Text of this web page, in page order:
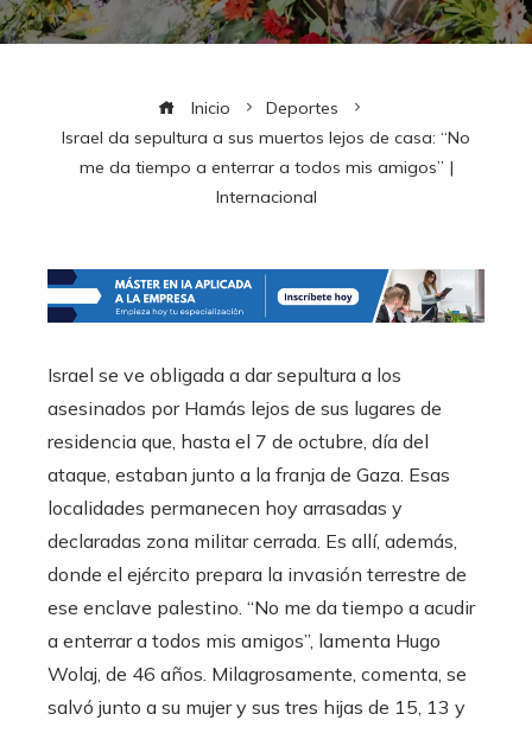
Inicio
Deportes
Israel da sepultura a sus muertos lejos de casa: “No
me da tiempo a enterrar a todos mis amigos” |
Internacional
Israel se ve obligada a dar sepultura a los
asesinados por Hamás lejos de sus lugares de
residencia que, hasta el 7 de octubre, día del
ataque, estaban junto a la franja de Gaza. Esas
localidades permanecen hoy arrasadas y
declaradas zona militar cerrada. Es allí, además,
donde el ejército prepara la invasión terrestre de
ese enclave palestino. “No me da tiempo a acudir
a enterrar a todos mis amigos”, lamenta Hugo
Wolaj, de 46 años. Milagrosamente, comenta, se
salvó junto a su mujer y sus tres hijas de 15, 13 y